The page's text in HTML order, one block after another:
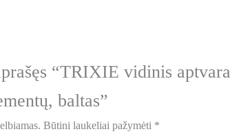
“TRIXIE vidinis
baltas”
Būtini laukeliai pažymėti *